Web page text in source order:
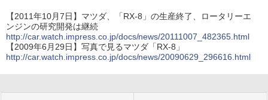
【2011年10月7日】マツダ、「RX-8」の生産終了、ロータリーエ
ンジンの研究開発は継続
http://car.watch.impress.co.jp/docs/news/20111007_482365.html
【2009年6月29日】写真で見るマツダ「RX-8」
http://car.watch.impress.co.jp/docs/news/20090629_296616.html